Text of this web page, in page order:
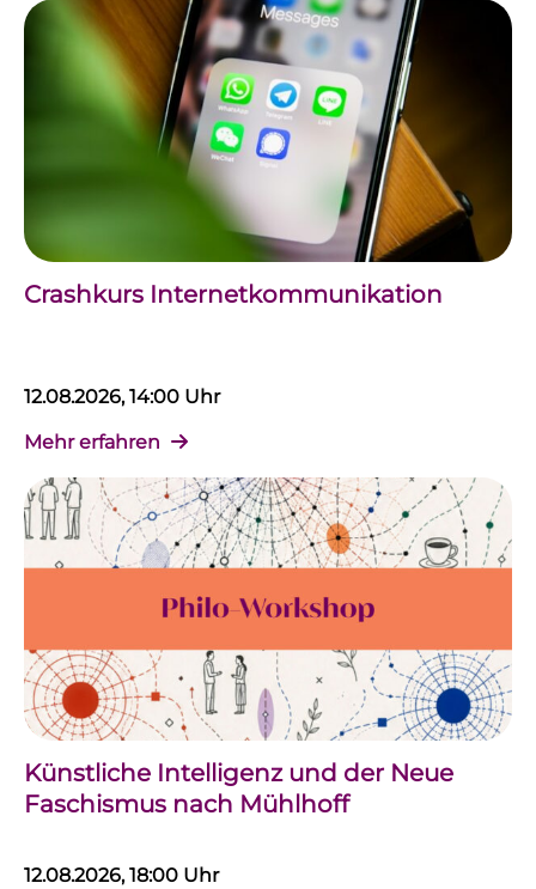
Crashkurs Internetkommunikation
12.08.2026, 14:00 Uhr
Mehr erfahren
Künstliche Intelligenz und der Neue
Faschismus nach Mühlhoff
12.08.2026, 18:00 Uhr